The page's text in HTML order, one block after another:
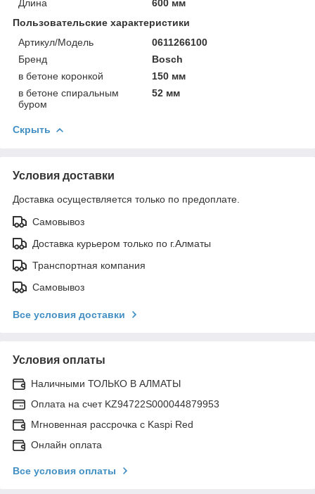
Длина
600 мм
Пользовательские характеристики
Артикул/Модель
0611266100
Бренд
Bosch
в бетоне коронкой
150 мм
в бетоне спиральным
буром
52 мм
Скрыть
Условия доставки
Доставка осуществляется только по предоплате.
Самовывоз
Доставка курьером только по г.Алматы
Транспортная компания
Самовывоз
Все условия доставки
Условия оплаты
Наличными ТОЛЬКО В АЛМАТЫ
Оплата на счет KZ94722S000044879953
Мгновенная рассрочка с Kaspi Red
Онлайн оплата
Все условия оплаты